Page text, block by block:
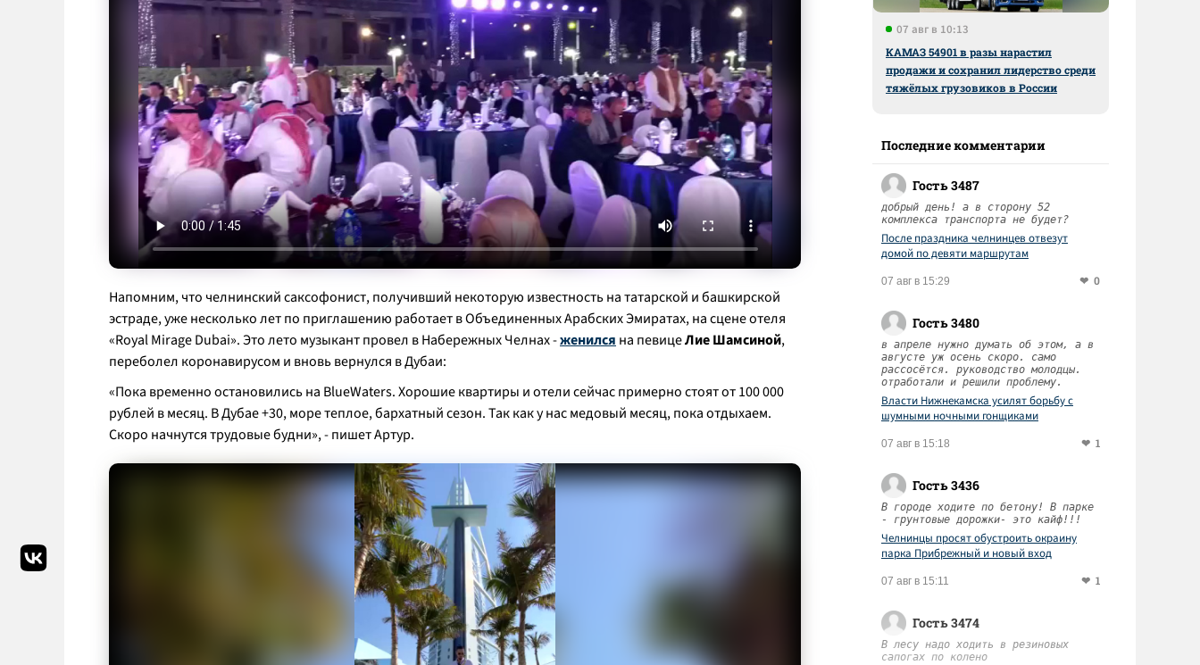
Напомним, что челнинский саксофонист, получивший некоторую известность на татарской и башкирской
эстраде, уже несколько лет по приглашению работает в Объединенных Арабских Эмиратах, на сцене отеля
«Royal Mirage Dubai». Это лето музыкант провел в Набережных Челнах -женился на певицеЛие Шамсиной,
переболел коронавирусом и вновь вернулся в Дубаи:
«Пока временно остановились на BlueWaters. Хорошие квартиры и отели сейчас примерно стоят от 100 000
рублей в месяц. В Дубае +30, море теплое, бархатный сезон. Так как у нас медовый месяц, пока отдыхаем.
Скоро начнутся трудовые будни», - пишет Артур.
07 авг в 10:13
КАМАЗ 54901 в разы нарастил
продажи и сохранил лидерство среди
тяжёлых грузовиков в России
Последние комментарии
Гость 3487
добрый день! а в сторону 52
комплекса транспорта не будет?
После праздника челнинцев отвезут
домой по девяти маршрутам
07 авг в 15:29 0
Гость 3480
в апреле нужно думать об этом, а в
августе уж осень скоро. само
рассосётся. руководство молодцы.
отработали и решили проблему.
Власти Нижнекамска усилят борьбу с
шумными ночными гонщиками
07 авг в 15:18 1
Гость 3436
В городе ходите по бетону! В парке
- грунтовые дорожки- это кайф!!!
Челнинцы просят обустроить окраину
парка Прибрежный и новый вход
07 авг в 15:11 1
Гость 3474
В лесу надо ходить в резиновых
сапогах по колено